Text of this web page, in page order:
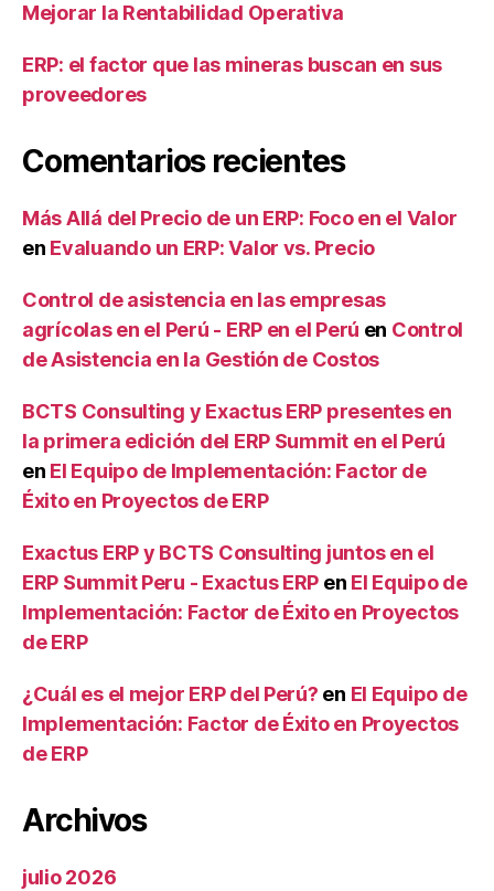
Mejorar la Rentabilidad Operativa
ERP: el factor que las mineras buscan en sus
proveedores
Comentarios recientes
Más Allá del Precio de un ERP: Foco en el Valor
en Evaluando un ERP: Valor vs. Precio
Control de asistencia en las empresas
agrícolas en el Perú - ERP en el Perú en Control
de Asistencia en la Gestión de Costos
BCTS Consulting y Exactus ERP presentes en
la primera edición del ERP Summit en el Perú
en El Equipo de Implementación: Factor de
Éxito en Proyectos de ERP
Exactus ERP y BCTS Consulting juntos en el
ERP Summit Peru - Exactus ERP en El Equipo de
Implementación: Factor de Éxito en Proyectos
de ERP
¿Cuál es el mejor ERP del Perú? en El Equipo de
Implementación: Factor de Éxito en Proyectos
de ERP
Archivos
julio 2026